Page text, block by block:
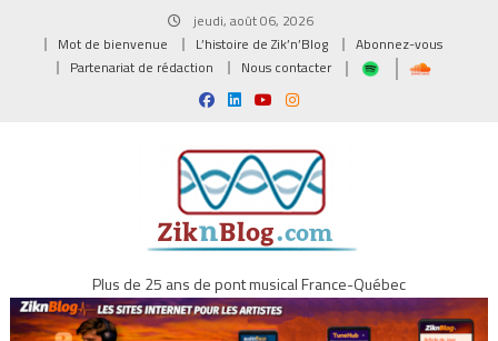
jeudi, août 06, 2026
Mot de bienvenue
L’histoire de Zik’n’Blog
Abonnez-vous
Partenariat de rédaction
Nous contacter
Plus de 25 ans de pont musical France-Québec